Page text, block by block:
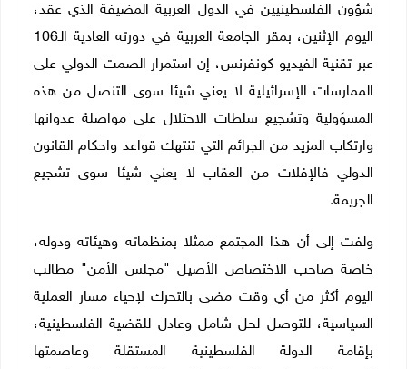
شؤون الفلسطينيين في الدول العربية المضيفة الذي عقد،
اليوم الإثنين، بمقر الجامعة العربية في دورته العادية الـ106
عبر تقنية الفيديو كونفرنس، إن استمرار الصمت الدولي على
الممارسات الإسرائيلية لا يعني شيئا سوى التنصل من هذه
المسؤولية وتشجيع سلطات الاحتلال على مواصلة عدوانها
وارتكاب المزيد من الجرائم التي تنتهك قواعد واحكام القانون
الدولي فالإفلات من العقاب لا يعني شيئا سوى تشجيع
الجريمة.
ولفت إلى أن هذا المجتمع ممثلا بمنظماته وهيئاته ودوله،
خاصة صاحب الاختصاص الأصيل "مجلس الأمن" مطالب
اليوم أكثر من أي وقت مضى بالتحرك لإحياء مسار العملية
السياسية، للتوصل لحل شامل وعادل للقضية الفلسطينية،
بإقامة الدولة الفلسطينية المستقلة وعاصمتها